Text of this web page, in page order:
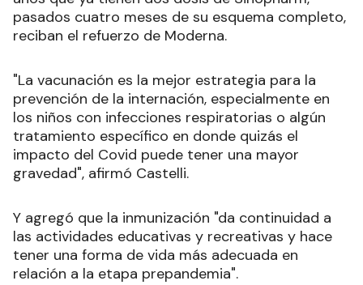
pasados cuatro meses de su esquema completo,
reciban el refuerzo de Moderna.
"La vacunación es la mejor estrategia para la
prevención de la internación, especialmente en
los niños con infecciones respiratorias o algún
tratamiento específico en donde quizás el
impacto del Covid puede tener una mayor
gravedad", afirmó Castelli.
Y agregó que la inmunización "da continuidad a
las actividades educativas y recreativas y hace
tener una forma de vida más adecuada en
relación a la etapa prepandemia".